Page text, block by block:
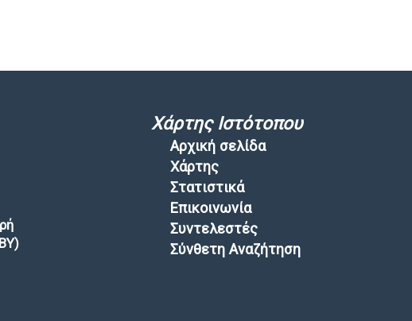
Χάρτης Ιστότοπου
Αρχική σελίδα
Χάρτης
Στατιστικά
Επικοινωνία
Συντελεστές
Σύνθετη Αναζήτηση